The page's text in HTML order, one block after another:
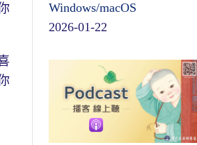
Windows/macOS
2026-01-22